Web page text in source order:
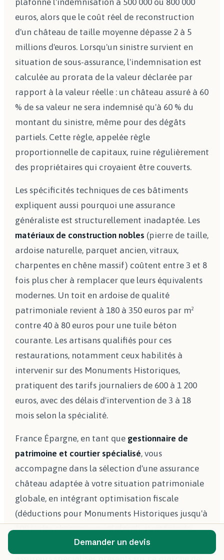
plafonne l'indemnisation à 500 000 ou 800 000
euros, alors que le coût réel de reconstruction
d'un château de taille moyenne dépasse 2 à 5
millions d'euros. Lorsqu'un sinistre survient en
situation de sous-assurance, l'indemnisation est
calculée au prorata de la valeur déclarée par
rapport à la valeur réelle : un château assuré à 60
% de sa valeur ne sera indemnisé qu'à 60 % du
montant du sinistre, même pour des dégâts
partiels. Cette règle, appelée règle
proportionnelle de capitaux, ruine régulièrement
des propriétaires qui croyaient être couverts.
Les spécificités techniques de ces bâtiments
expliquent aussi pourquoi une assurance
généraliste est structurellement inadaptée. Les
matériaux de construction nobles (pierre de taille,
ardoise naturelle, parquet ancien, vitraux,
charpentes en chêne massif) coûtent entre 3 et 8
fois plus cher à remplacer que leurs équivalents
modernes. Un toit en ardoise de qualité
patrimoniale revient à 180 à 350 euros par m²
contre 40 à 80 euros pour une tuile béton
courante. Les artisans qualifiés pour ces
restaurations, notamment ceux habilités à
intervenir sur des Monuments Historiques,
pratiquent des tarifs journaliers de 600 à 1 200
euros, avec des délais d'intervention de 3 à 18
mois selon la spécialité.
France Épargne, en tant que gestionnaire de
patrimoine et courtier spécialisé, vous
accompagne dans la sélection d'une assurance
château adaptée à votre situation patrimoniale
globale, en intégrant optimisation fiscale
(déductions pour Monuments Historiques jusqu'à
100 % des charges sans plafond), stratégie de
transmission, et arbitrage entre les formules des
Demander un devis